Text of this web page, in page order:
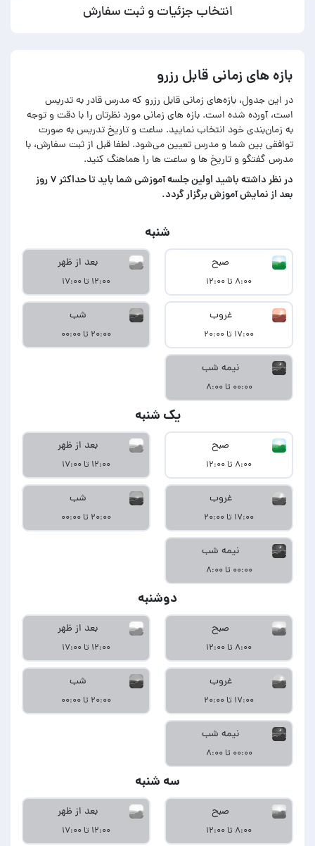
انتخاب جزئیات و ثبت سفارش
بازه های زمانی قابل رزرو
در این جدول، بازه‌های زمانی قابل رزرو که مدرس قادر به تدریس
است، آورده شده است. بازه های زمانی مورد نظرتان را با دقت و توجه
به زمان‌بندی خود انتخاب نمایید. ساعت و تاریخ تدریس به صورت
توافقی بین شما و مدرس تعیین می‌شود. لطفا قبل از ثبت سفارش، با
مدرس گفتگو و تاریخ ها و ساعت ها را هماهنگ کنید.
در‌ نظر داشته باشید اولین جلسه آموزشی شما باید تا حداکثر ۷ روز
بعد از نمایش آموزش برگزار گردد.
شنبه
صبح
۸:۰۰ تا ۱۲:۰۰
بعد از ظهر
۱۲:۰۰ تا ۱۷:۰۰
غروب
۱۷:۰۰ تا ۲۰:۰۰
شب
۲۰:۰۰ تا ۰۰:۰۰
نیمه شب
۰۰:۰۰ تا ۸:۰۰
یک شنبه
صبح
۸:۰۰ تا ۱۲:۰۰
بعد از ظهر
۱۲:۰۰ تا ۱۷:۰۰
غروب
۱۷:۰۰ تا ۲۰:۰۰
شب
۲۰:۰۰ تا ۰۰:۰۰
نیمه شب
۰۰:۰۰ تا ۸:۰۰
دوشنبه
صبح
۸:۰۰ تا ۱۲:۰۰
بعد از ظهر
۱۲:۰۰ تا ۱۷:۰۰
غروب
۱۷:۰۰ تا ۲۰:۰۰
شب
۲۰:۰۰ تا ۰۰:۰۰
نیمه شب
۰۰:۰۰ تا ۸:۰۰
سه شنبه
صبح
۸:۰۰ تا ۱۲:۰۰
بعد از ظهر
۱۲:۰۰ تا ۱۷:۰۰